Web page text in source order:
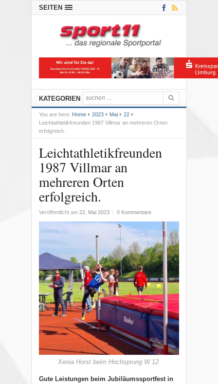
SEITEN
KATEGORIEN
You are here: Home 2023 Mai
22
Leichtathletikfreunden 1987 Villmar an mehreren Orten
erfolgreich.
Leichtathletikfreunden
1987 Villmar an
mehreren Orten
erfolgreich.
Veröffentlicht am 22. Mai 2023 0 Kommentare
Xenia Horst beim Hochsprung W 12.
Gute Leistungen beim Jubiläumssportfest in